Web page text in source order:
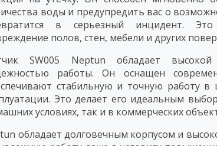
воды и предупредить вас о
в серьезный инцидент. Это
полов, стен, мебели и других
SW005 Neptun обладает
работы. Он оснащен
стабильную и точную работу в
Это делает его идеальным
условиях, так и в коммерческих
обладает долговечным корпусом и